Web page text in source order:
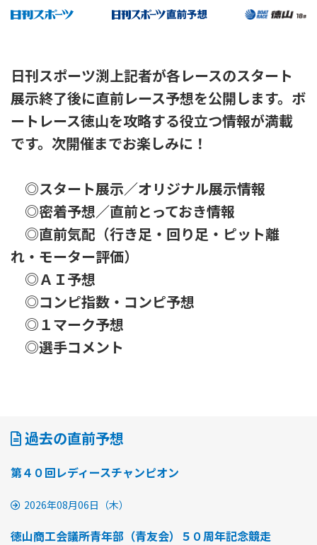
日刊スポーツ渕上記者が各レースのスタート
展示終了後に直前レース予想を公開します。ボ
ートレース徳山を攻略する役立つ情報が満載
です。次開催までお楽しみに！
◎スタート展示／オリジナル展示情報
◎密着予想／直前とっておき情報
◎直前気配（行き足・回り足・ピット離
れ・モーター評価）
◎ＡＩ予想
◎コンピ指数・コンピ予想
◎１マーク予想
◎選手コメント
過去の直前予想
第４０回レディースチャンピオン
2026年08月06日（木）
徳山商工会議所青年部（青友会）５０周年記念競走